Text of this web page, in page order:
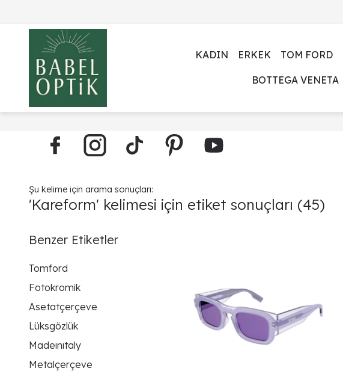
KADIN ERKEK TOM FORD
BOTTEGA VENETA
Şu kelime için arama sonuçları:
'Kareform' kelimesi için etiket sonuçları (45)
Benzer Etiketler
Tomford
Fotokromik
Asetatçerçeve
Lüksgözlük
Madeınıtaly
Metalçerçeve